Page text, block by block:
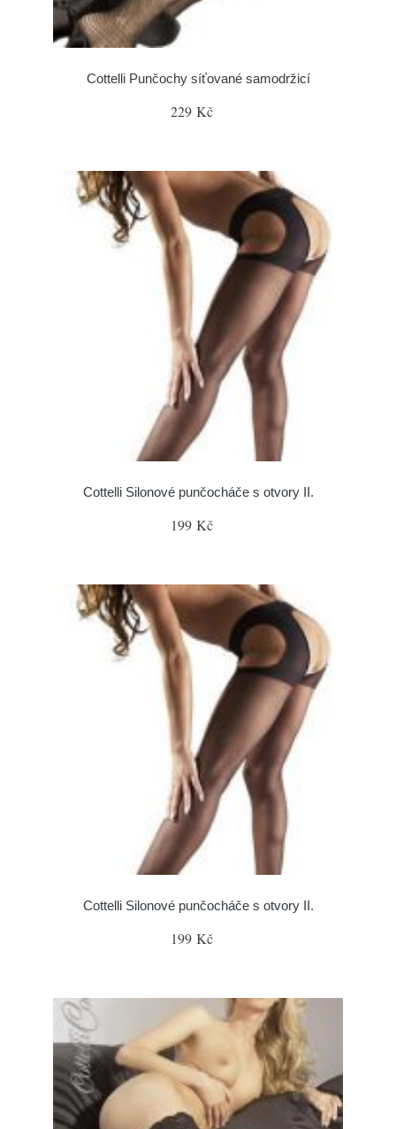
Cottelli Punčochy síťované samodržicí
229 Kč
Cottelli Silonové punčocháče s otvory II.
199 Kč
Cottelli Silonové punčocháče s otvory II.
199 Kč